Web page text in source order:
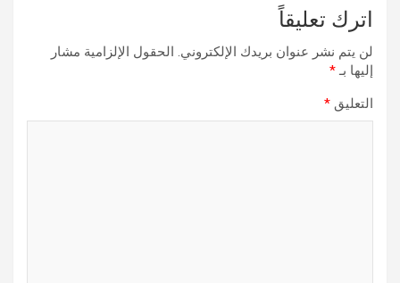
اترك تعليقاً
لن يتم نشر عنوان بريدك الإلكتروني. الحقول الإلزامية مشار
إليها بـ*
التعليق *